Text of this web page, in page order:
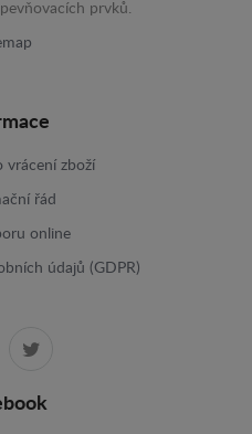
prvků.
vrácení zboží
řád
online
údajů (GDPR)